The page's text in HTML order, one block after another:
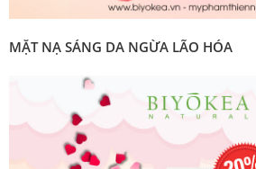
MẶT NẠ SÁNG DA NGỪA LÃO HÓA